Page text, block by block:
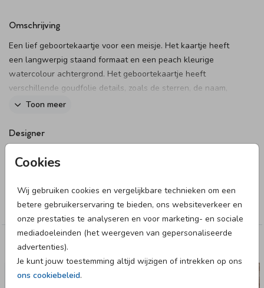
Cookies
Wij gebruiken cookies en vergelijkbare technieken om een
betere gebruikerservaring te bieden, ons websiteverkeer en
onze prestaties te analyseren en voor marketing- en sociale
mediadoeleinden (het weergeven van gepersonaliseerde
advertenties).
Je kunt jouw toestemming altijd wijzigen of intrekken op ons
ons cookiebeleid.
Omschrijving
Een lief geboortekaartje voor een meisje. Het kaartje heeft
een langwerpig staand formaat en een peach kleurige
watercolour achtergrond. Het geboortekaartje heeft
verschillende goudfolie details, zoals de sterren, de naam,
het maantje en de geboortedatum. Pas het kaartje naar wens
Toon meer
Designer
LIEVEZ
Collectie
Meisje
Deze designs vind je misschien ook leuk